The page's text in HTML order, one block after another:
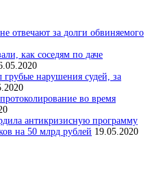
отвечают за долги обвиняемого
как соседям по даче
грубые нарушения судей, за
во время
антикризисную программу
на 50 млрд рублей 19.05.2020